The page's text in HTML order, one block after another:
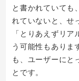
と書かれていても
れていないと、せ
「とりあえずリ
う可能性もありま
も、ユーザーにと
とです。